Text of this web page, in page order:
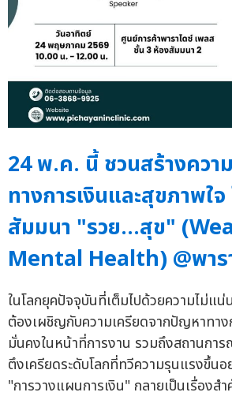
24 พ.ค. นี้ ชวนสร้างควา
ทางการเงินและสุขภาพใจ
สัมมนา "รวย…สุข"
Mental Health) @พาร
ในโลกยุคปัจจุบันที่เต็มไปด้วยความไม่แ
ต้องเผชิญกับความเครียดจากปัญหาทาง
มั่นคงในหน้าที่การงาน รวมถึงสถานกา
ตึงเครียดระดับโลกที่ทวีความรุนแรงขึ้น
"การวางแผนการเงิน" กลายเป็นเรื่องส